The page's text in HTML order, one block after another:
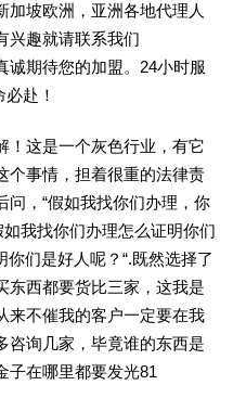
加坡欧洲，亚洲各地代理人
兴趣就请联系我们
期待您的加盟。24小时服
赴！
！这是一个灰色行业，有它
个事情，担着很重的法律责
问，“假如我找你们办理，你
如我找你们办理怎么证明你们
你们是好人呢？“.既然选择了
东西都要货比三家，这我是
来不催我的客户一定要在我
咨询几家，毕竟谁的东西是
子在哪里都要发光81